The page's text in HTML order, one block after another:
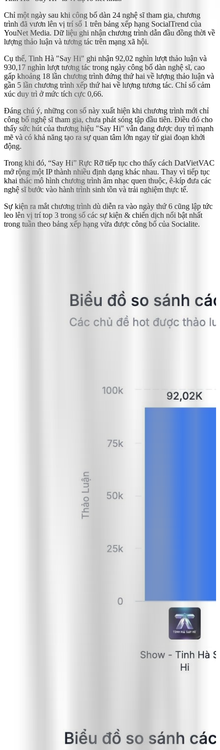
Chỉ một ngày sau khi công bố dàn 24 nghệ sĩ tham gia, chương
trình đã vươn lên vị trí số 1 trên bảng xếp hạng SocialTrend của
YouNet Media. Dữ liệu ghi nhận chương trình dẫn đầu đồng thời về
lượng thảo luận và tương tác trên mạng xã hội.
Cụ thể, Tinh Hà "Say Hi" ghi nhận 92,02 nghìn lượt thảo luận và
930,17 nghìn lượt tương tác trong ngày công bố dàn nghệ sĩ, cao
gấp khoảng 18 lần chương trình đứng thứ hai về lượng thảo luận và
gần 5 lần chương trình xếp thứ hai về lượng tương tác. Chỉ số cảm
xúc duy trì ở mức tích cực 0,66.
Đáng chú ý, những con số này xuất hiện khi chương trình mới chỉ
công bố nghệ sĩ tham gia, chưa phát sóng tập đầu tiên. Điều đó cho
thấy sức hút của thương hiệu "Say Hi" vẫn đang được duy trì mạnh
mẽ và có khả năng tạo ra sự quan tâm lớn ngay từ giai đoạn khởi
động.
Trong khi đó, “Say Hi” Rực Rỡ tiếp tục cho thấy cách DatVietVAC
mở rộng một IP thành nhiều định dạng khác nhau. Thay vì tiếp tục
khai thác mô hình chương trình âm nhạc quen thuộc, ê-kíp đưa các
nghệ sĩ bước vào hành trình sinh tồn và trải nghiệm thực tế.
Sự kiện ra mắt chương trình dù diễn ra vào ngày thứ 6 cũng lập tức
leo lên vị trí top 3 trong số các sự kiện & chiến dịch nổi bật nhất
trong tuần theo bảng xếp hạng vừa được công bố của Socialite.